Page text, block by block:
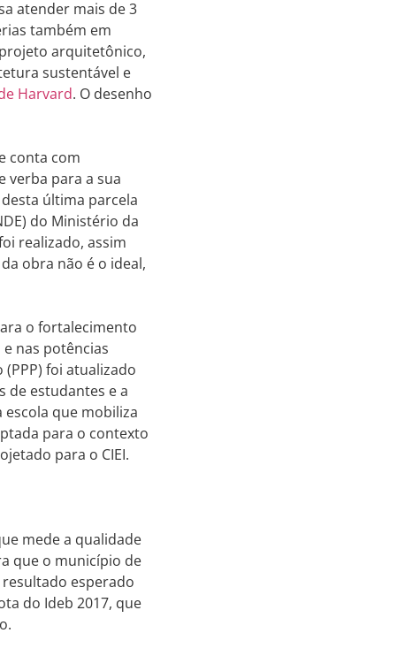
atender mais de 3
também em
arquitetônico,
sustentável e
Harvard. O desenho
conta com
verba para a sua
última parcela
do Ministério da
realizado, assim
obra não é o ideal,
o fortalecimento
e nas potências
foi atualizado
de estudantes e a
escola que mobiliza
para o contexto
para o CIEI.
mede a qualidade
que o município de
esperado
do Ideb 2017, que